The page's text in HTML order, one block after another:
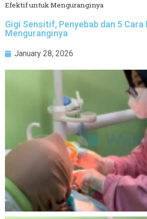
Efektif untuk Menguranginya
Gigi Sensitif, Penyebab dan 5
Menguranginya
January 28, 2026